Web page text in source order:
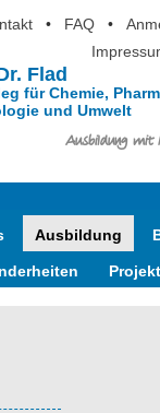
• FAQ •
Flad
für Chemie,
und Umwelt
Ausbildung mit
Ausbildung